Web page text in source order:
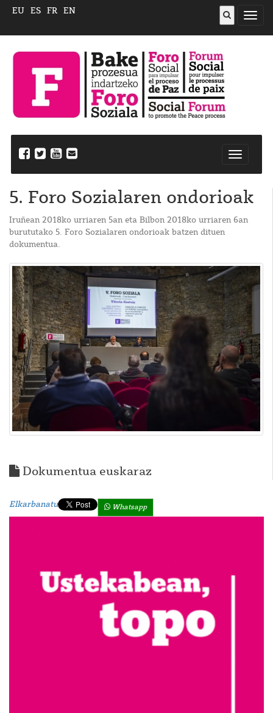
ireki
EU ES FR EN
5. Foro Sozialaren ondorioak
Iruñean 2018ko urriaren 5an eta Bilbon 2018ko urriaren 6an
burututako 5. Foro Sozialaren ondorioak batzen dituen
dokumentua.
Dokumentua euskaraz
Elkarbanatu Whatsapp